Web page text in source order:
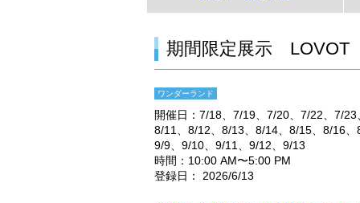
期間限定展示 LOVOT
ワンダーランド
開催日： 7/18 7/19 7/20 7/22
7/23
8/11
8/12 8/13 8/14 8/15 8/16
9/9
9/10 9/11 9/12
9/13
時間：10:00 AM〜5:00 PM
登録日： 2026/6/13